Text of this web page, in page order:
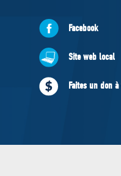
À PROPOS
Documents
ADHÉREZ
Facebook
Site web local
Faites un don à